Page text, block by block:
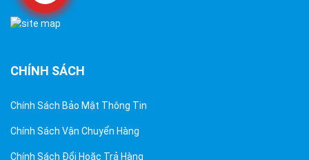
CHÍNH SÁCH
Chính Sách Bảo Mật Thông Tin
Chính Sách Vận Chuyển Hàng
Chính Sách Đổi Hoặc Trả Hàng